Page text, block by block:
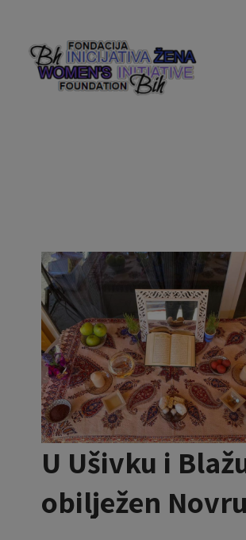
U Ušivku i
obilježen